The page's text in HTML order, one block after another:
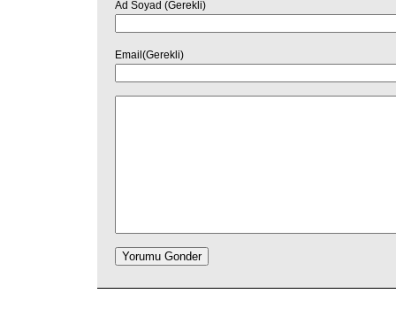
Ad Soyad (Gerekli)
Email(Gerekli)